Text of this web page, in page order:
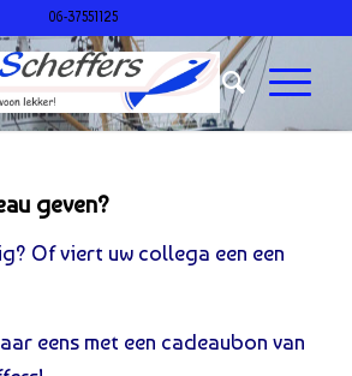
06-37551125
geven?
Of viert uw collega een een
eens met een cadeaubon van